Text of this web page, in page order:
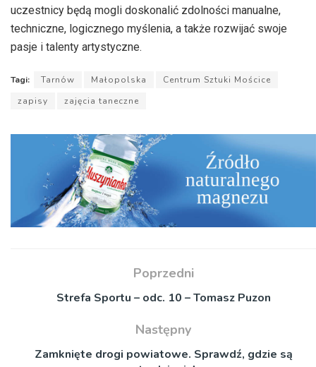
uczestnicy będą mogli doskonalić zdolności manualne,
techniczne, logicznego myślenia, a także rozwijać swoje
pasje i talenty artystyczne.
Tagi: Tarnów Małopolska
Centrum Sztuki Mościce
zapisy
zajęcia taneczne
Poprzedni
Strefa Sportu – odc. 10 – Tomasz Puzon
Następny
Zamknięte drogi powiatowe. Sprawdź, gdzie są